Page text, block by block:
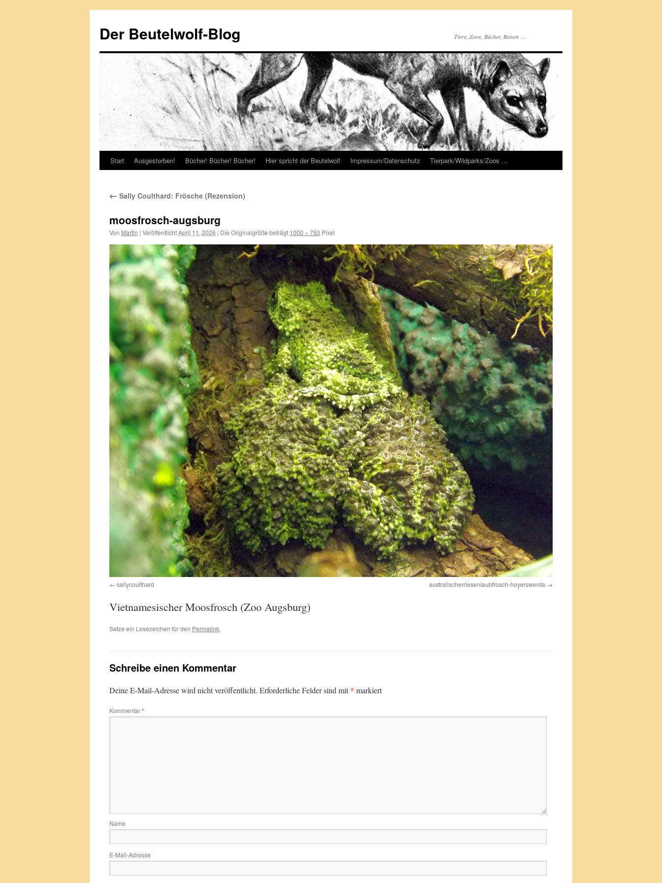
springen
Der Beutelwolf-Blog Tiere, Zoos, Bücher, Reisen …
Start Ausgestorben! Bücher! Bücher! Bücher! Hier spricht der Beutelwolf Impressum/Datenschutz Tierpark/Wildparks/Zoos …
← Sally Coulthard: Frösche (Rezension)
moosfrosch-augsburg
Von Martin | VeröffentlichtApril 11, 2026 | Die Originalgröße beträgt 1000 × 750 Pixel
sallycoulthard australischerriesenlaubfrosch-hoyerswerda
Vietnamesischer Moosfrosch (Zoo Augsburg)
Setze ein Lesezeichen für den Permalink.
Schreibe einen Kommentar
Deine E-Mail-Adresse wird nicht veröffentlicht. Erforderliche Felder sind mit* markiert
Kommentar*
Name
E-Mail-Adresse